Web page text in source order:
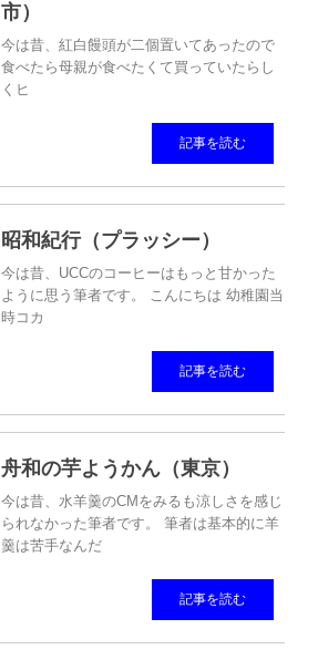
市）
今は昔、紅白饅頭が二個置いてあったので
食べたら母親が食べたくて買っていたらし
くヒ
記事を読む
昭和紀行（プラッシー）
今は昔、UCCのコーヒーはもっと甘かった
ように思う筆者です。 こんにちは 幼稚園当
時コカ
記事を読む
舟和の芋ようかん（東京）
今は昔、水羊羹のCMをみるも涼しさを感じ
られなかった筆者です。 筆者は基本的に羊
羹は苦手なんだ
記事を読む